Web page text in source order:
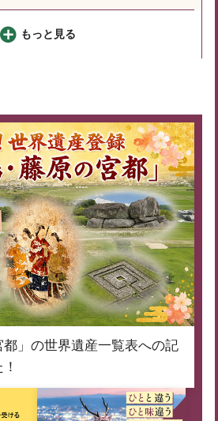
もっと見る
都」の世界遺産一覧表への記